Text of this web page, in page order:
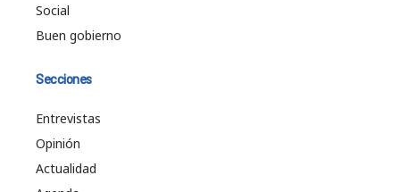
Social
Buen gobierno
Secciones
Entrevistas
Opinión
Actualidad